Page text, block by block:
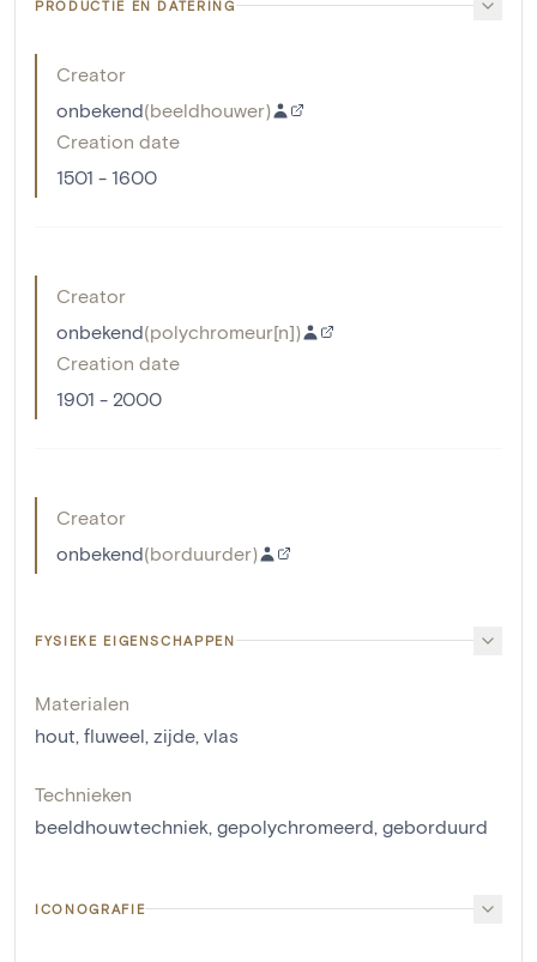
PRODUCTIE EN DATERING
Creator
onbekend(beeldhouwer)
Creation date
1501 - 1600
Creator
onbekend(polychromeur[n])
Creation date
1901 - 2000
Creator
onbekend(borduurder)
FYSIEKE EIGENSCHAPPEN
Materialen
hout fluweel zijde vlas
Technieken
beeldhouwtechniek gepolychromeerd geborduurd
ICONOGRAFIE